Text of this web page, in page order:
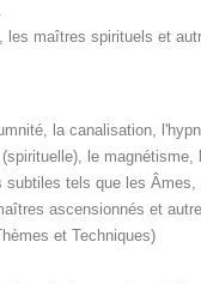
les maîtres spirituels et
la canalisation,
le
subtiles tels que les
ascensionnés et
et Techniques)